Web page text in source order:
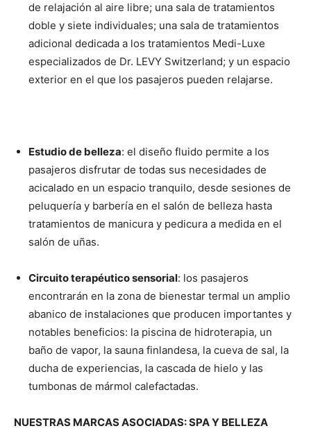
de relajación al aire libre; una sala de tratamientos
doble y siete individuales; una sala de tratamientos
adicional dedicada a los tratamientos Medi-Luxe
especializados de Dr. LEVY Switzerland; y un espacio
exterior en el que los pasajeros pueden relajarse.
Estudio de belleza: el diseño fluido permite a los
pasajeros disfrutar de todas sus necesidades de
acicalado en un espacio tranquilo, desde sesiones de
peluquería y barbería en el salón de belleza hasta
tratamientos de manicura y pedicura a medida en el
salón de uñas.
Circuito terapéutico sensorial: los pasajeros
encontrarán en la zona de bienestar termal un amplio
abanico de instalaciones que producen importantes y
notables beneficios: la piscina de hidroterapia, un
baño de vapor, la sauna finlandesa, la cueva de sal, la
ducha de experiencias, la cascada de hielo y las
tumbonas de mármol calefactadas.
NUESTRAS MARCAS ASOCIADAS: SPA Y BELLEZA